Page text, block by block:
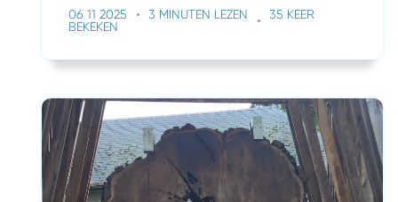
06 11 2025 3 MINUTEN LEZEN
35 KEER
BEKEKEN